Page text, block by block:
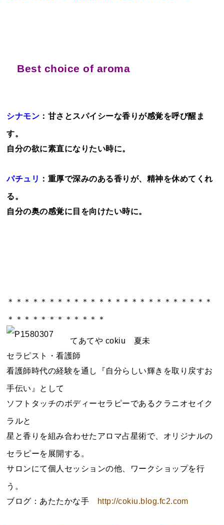
Best choice of aroma
シナモン ：甘さとスパイシーな香りが感覚を呼び醒ま
す。
自分の欲に素直になりたい時に。
パチュリ ：重厚で深みのある香りが、精神を休めてくれ
る。
自分の奥の感覚に目を向けたい時に。
＊＊＊＊＊＊＊＊＊＊＊＊＊＊＊＊＊＊＊＊＊＊＊＊＊
＊＊＊＊＊＊＊＊＊＊＊＊
てあてや cokiu 夏未
セラピスト・看護師
看護師時代の経験を通し『自分らしい輝きを取り戻すお
手伝い』として
ソフトタッチのボディーセラピーであるクラニオセイク
ラルと
星と香りを組み合わせたアロマ占星術で、オリジナルの
セラピーを展開する。
サロンにて個人セッションの他、ワークショップを行
う。
ブログ：あたたかな手
http://cokiu.blog.fc2.com